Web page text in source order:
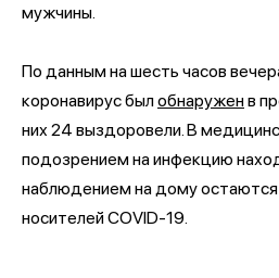
мужчины.
По данным на шесть часов
коронавирус былобнаруженв
них 24 выздоровели. В
подозрением на инфекцию
наблюдением на дому
носителей COVID-19.